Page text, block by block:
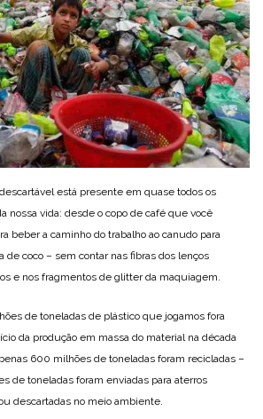
está presente em quase todos os
nossa vida: desde o copo de café que você
beber a caminho do trabalho ao canudo para
de coco – sem contar nas fibras dos lenços
e nos fragmentos de glitter da maquiagem.
de toneladas de plástico que jogamos fora
da produção em massa do material na década
600 milhões de toneladas foram recicladas –
de toneladas foram enviadas para aterros
descartadas no meio ambiente.